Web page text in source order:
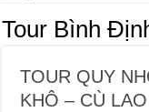
Tour Bình
TOUR QUY
KHÔ – CÙ